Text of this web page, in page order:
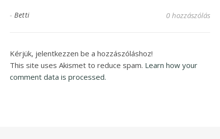
- Betti 0 hozzászólás
Kérjük, jelentkezzen be a hozzászóláshoz!
This site uses Akismet to reduce spam. Learn how your
comment data is processed.